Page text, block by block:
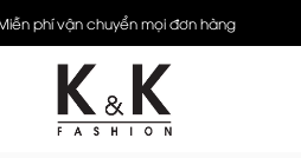
phí vận chuyển mọi đơn hàng